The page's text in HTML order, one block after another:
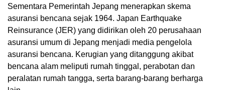
Sementara Pemerintah Jepang menerapkan skema
asuransi bencana sejak 1964. Japan Earthquake
Reinsurance (JER) yang didirikan oleh 20 perusahaan
asuransi umum di Jepang menjadi media pengelola
asuransi bencana. Kerugian yang ditanggung akibat
bencana alam meliputi rumah tinggal, perabotan dan
peralatan rumah tangga, serta barang-barang berharga